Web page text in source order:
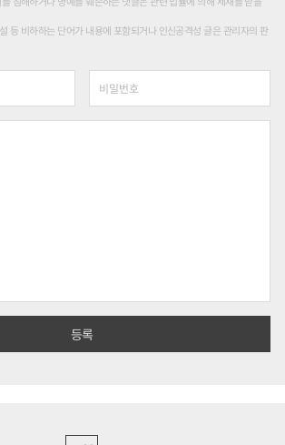
등 비하하는 단어가 내용에 포함되거나 인신공격성 글은 관리자의 판